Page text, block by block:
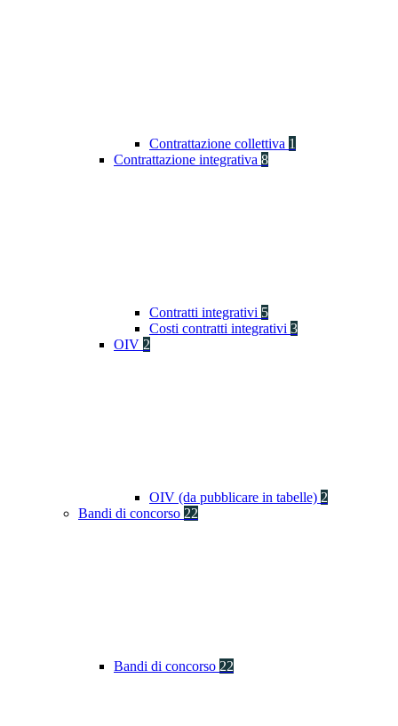
Contrattazione collettiva 1
Contrattazione integrativa 8
Contratti integrativi 5
Costi contratti integrativi 3
OIV 2
OIV (da pubblicare in tabelle) 2
Bandi di concorso 22
Bandi di concorso 22